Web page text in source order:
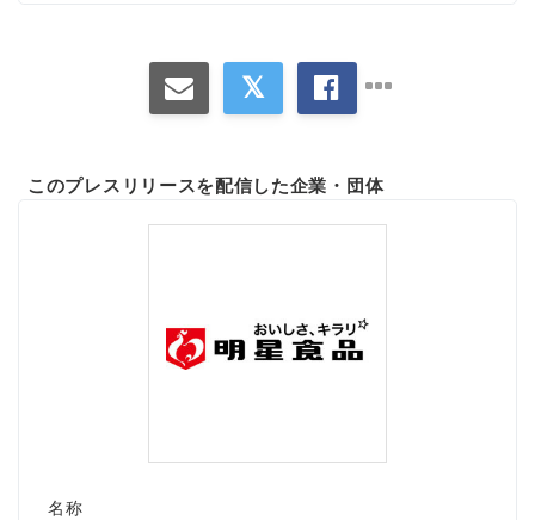
このプレスリリースを配信した企業・団体
名称